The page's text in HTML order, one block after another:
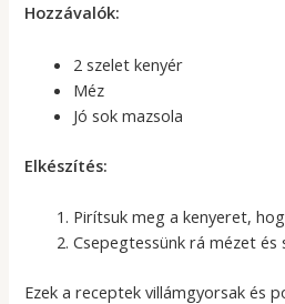
Hozzávalók:
2 szelet kenyér
Méz
Jó sok mazsola
Elkészítés:
Pirítsuk meg a kenyeret,
Csepegtessünk rá mézet
Ezek a receptek villámgyorsak és